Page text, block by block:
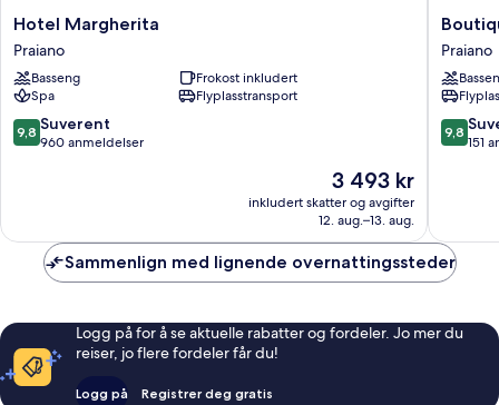
Hotel
Margherita
Praiano
Hotel Margherita
Praiano
Basseng
Frokost inkludert
Spa
Flyplasstransport
9.8
av
9,8 Suverent
960 anmeldelser
Prisen
er
3 493 kr
3 493 kr
inkludert skatter og avgifter
12. aug.–13. aug.
Hotel
Villa
Gianlica
Praiano
Praiano
9.8
av
9,8
151
Sammenlign med lignende overnattingssteder
Logg på for å se aktuelle rabatter og fordeler. Jo mer du
reiser, jo flere fordeler får du!
Logg på Registrer deg gratis